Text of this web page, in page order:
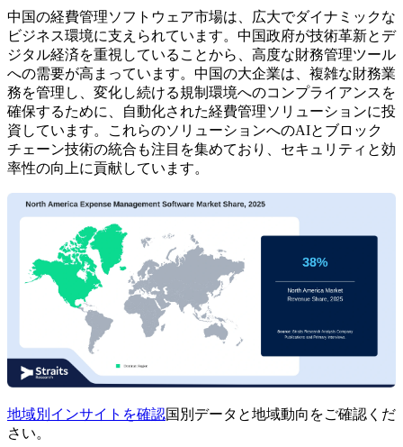
中国の経費管理ソフトウェア市場は、広大でダイナミックな
ビジネス環境に支えられています。中国政府が技術革新とデ
ジタル経済を重視していることから、高度な財務管理ツール
への需要が高まっています。中国の大企業は、複雑な財務業
務を管理し、変化し続ける規制環境へのコンプライアンスを
確保するために、自動化された経費管理ソリューションに投
資しています。これらのソリューションへのAIとブロック
チェーン技術の統合も注目を集めており、セキュリティと効
率性の向上に貢献しています。
地域別インサイトを確認国別データと地域動向をご確認くだ
さい。